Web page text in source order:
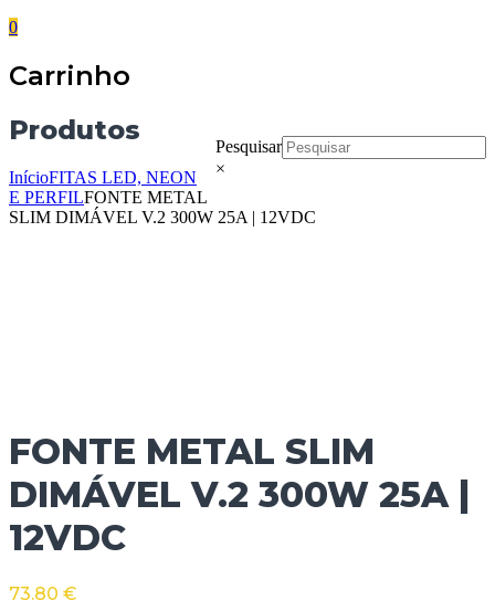
0
Carrinho
Pesquisar
×
Produtos
InícioFITAS LED, NEON
E PERFILFONTE METAL
SLIM DIMÁVEL V.2 300W 25A | 12VDC
FONTE METAL SLIM
DIMÁVEL V.2 300W 25A |
12VDC
73.80 €